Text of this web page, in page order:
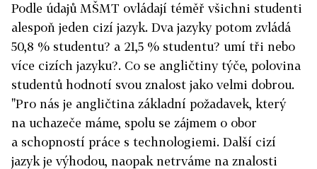
Podle údajů MŠMT ovládají téměř všichni studenti
alespoň jeden cizí jazyk. Dva jazyky potom zvládá
50,8 % studentu? a 21,5 % studentu? umí tři nebo
více cizích jazyku?. Co se angličtiny týče, polovina
studentů hodnotí svou znalost jako velmi dobrou.
"Pro nás je angličtina základní požadavek, který
na uchazeče máme, spolu se zájmem o obor
a schopností práce s technologiemi. Další cizí
jazyk je výhodou, naopak netrváme na znalosti